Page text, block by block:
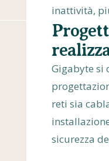
inattività,
Gigabyte si
reti sia
sicurezza